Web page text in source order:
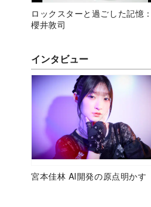
ロックスターと過ごした記憶：
櫻井敦司
インタビュー
宮本佳林 AI開発の原点明かす